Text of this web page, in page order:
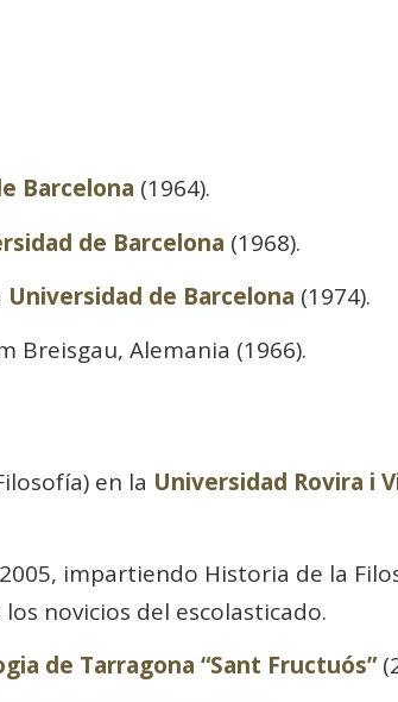
Barcelona (1964).
de Barcelona (1968).
Universidad de Barcelona (1974).
Breisgau, Alemania (1966).
en la Universidad Rovira i
impartiendo Historia de la
novicios del escolasticado.
de Tarragona “Sant Fructuós”